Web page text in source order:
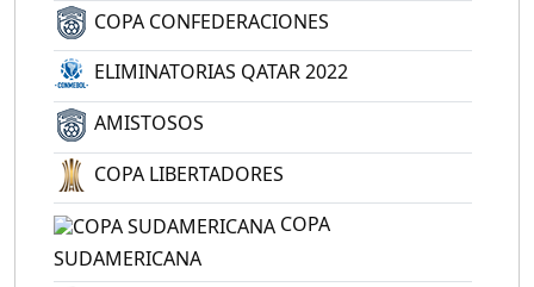
COPA CONFEDERACIONES
ELIMINATORIAS QATAR 2022
AMISTOSOS
COPA LIBERTADORES
COPA
SUDAMERICANA